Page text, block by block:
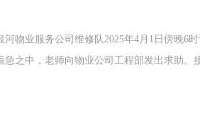
物业服务公司维修队2025年4月1日傍晚6
之中，老师向物业公司工程部发出求助。